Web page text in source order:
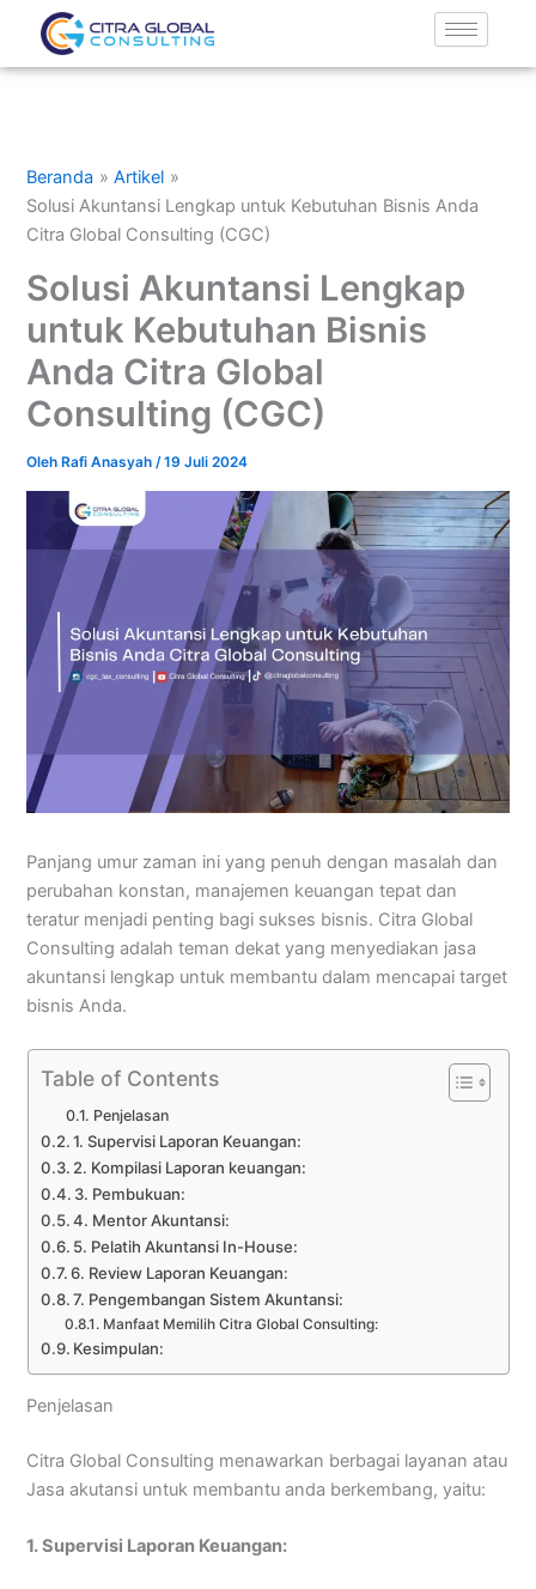
Lewati
konten
Beranda
Artikel
Solusi Akuntansi Lengkap untuk Kebutuhan Bisnis Anda
Citra Global Consulting (CGC)
Solusi Akuntansi Lengkap
untuk Kebutuhan Bisnis
Anda Citra Global
Consulting (CGC)
Oleh Rafi Anasyah/19 Juli 2024
Panjang umur zaman ini yang penuh dengan masalah dan
perubahan konstan, manajemen keuangan tepat dan
teratur menjadi penting bagi sukses bisnis. Citra Global
Consulting adalah teman dekat yang menyediakan jasa
akuntansi lengkap untuk membantu dalam mencapai target
bisnis Anda.
Table of Contents
Penjelasan
1. Supervisi Laporan Keuangan:
2. Kompilasi Laporan keuangan:
3. Pembukuan:
4. Mentor Akuntansi:
5. Pelatih Akuntansi In-House:
6. Review Laporan Keuangan:
7. Pengembangan Sistem Akuntansi:
Manfaat Memilih Citra Global Consulting:
Kesimpulan:
Penjelasan
Citra Global Consulting menawarkan berbagai layanan atau
Jasa akutansi untuk membantu anda berkembang, yaitu:
1. Supervisi Laporan Keuangan: